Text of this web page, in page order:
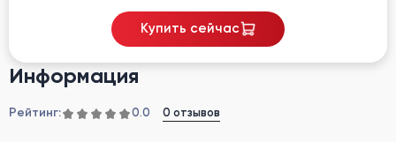
Информация
Рейтинг: 0.0 0 отзывов
Купить сейчас